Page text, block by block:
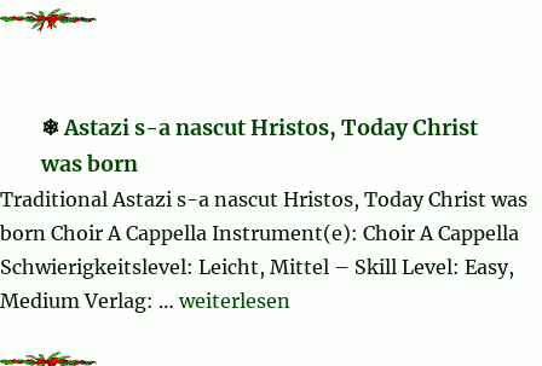
Astazi s-a nascut Hristos, Today Christ
was born
Traditional Astazi s-a nascut Hristos, Today Christ was
born Choir A Cappella Instrument(e): Choir A Cappella
Schwierigkeitslevel: Leicht, Mittel – Skill Level: Easy,
Medium Verlag: …„Astazi s-a nascut Hristos, Today
weiterlesen